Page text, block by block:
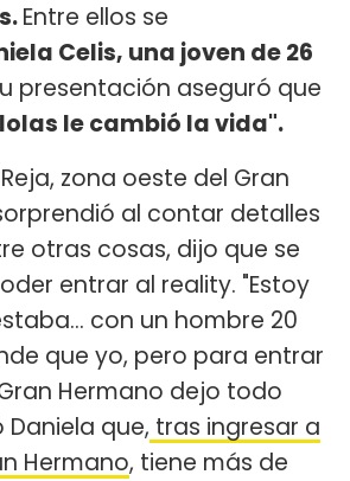
Entre ellos se
Celis, una joven de 26
presentación aseguró que
le cambió la vida".
zona oeste del Gran
al contar detalles
otras cosas, dijo que se
entrar al reality. "Estoy
con un hombre 20
que yo, pero para entrar
Hermano dejo todo
que, tras ingresar a
Hermano, tiene más de